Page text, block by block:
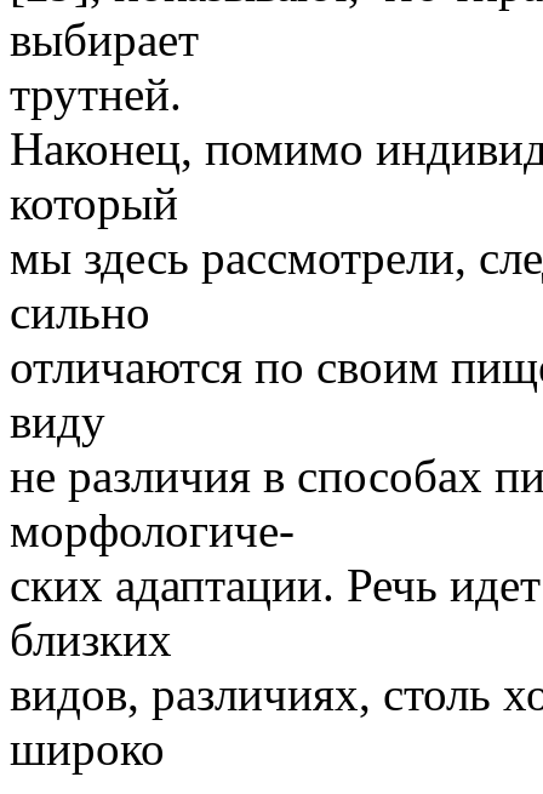
выбирает
трутней.
Наконец, помимо
который
мы здесь рассмотрели,
сильно
отличаются по своим
виду
не различия в способах
морфологиче-
ских адаптации. Речь
близких
видов, различиях, столь
широко